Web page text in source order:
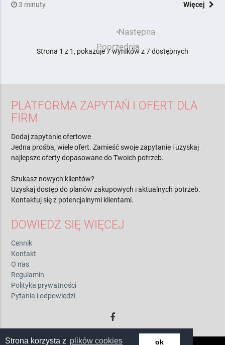
Strona korzysta z plików cookies ok
3 minuty Więcej
<
Poprzednia
Następna
>
Strona 1 z 1, pokazuje 7 wyników z 7 dostępnych
PLATFORMA ZAPYTAŃ I OFERT DLA
FIRM
Dodaj zapytanie ofertowe
Jedna prośba, wiele ofert. Zamieść swoje zapytanie i uzyskaj
najlepsze oferty dopasowane do Twoich potrzeb.
Szukasz nowych klientów?
Uzyskaj dostęp do planów zakupowych i aktualnych potrzeb.
Kontaktuj się z potencjalnymi klientami.
DOWIEDZ SIĘ WIĘCEJ
Cennik
Kontakt
O nas
Regulamin
Polityka prywatności
Pytania i odpowiedzi